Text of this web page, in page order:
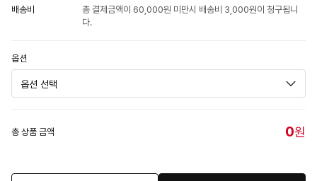
배송비
총 결제금액이 60,000원 미만시 배송비 3,000원이 청구됩니
다.
옵션
총 상품 금액 0원